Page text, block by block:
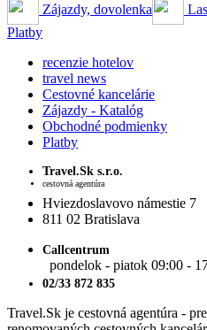
Zájazdy, dovolenka
Platby
recenzie hotelov
travel news
Cestovné kancelárie
Zájazdy - Katalóg
Obchodné podmienky
Platby
Travel.Sk s.r.o.
cestovná agentúra
Hviezdoslavovo námestie 7
811 02 Bratislava
Callcentrum
pondelok - piatok 09:00 -
02/33 872 835
Travel.Sk je cestovná agentúra -